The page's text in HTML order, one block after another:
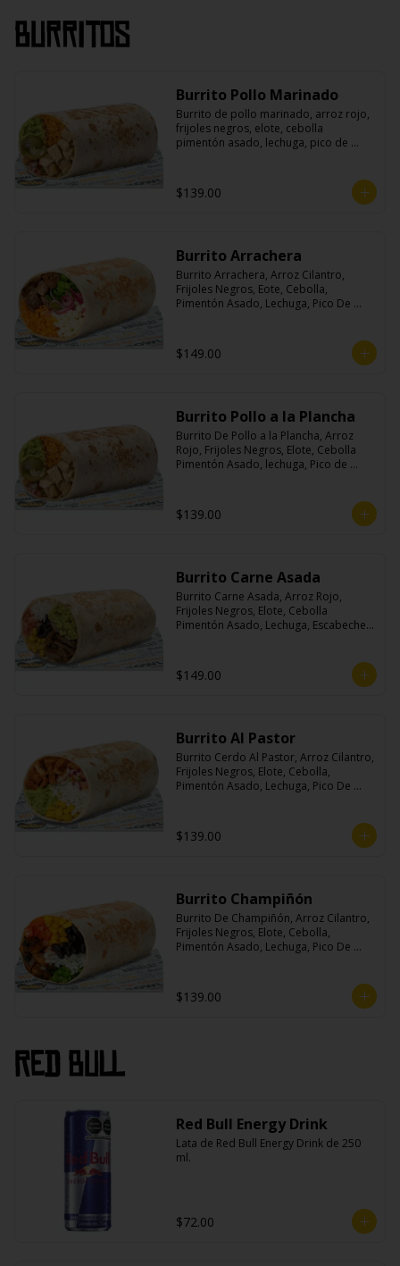
Burritos
Burrito Pollo Marinado
Burrito de pollo marinado, arroz rojo,
frijoles negros, elote, cebolla
pimentón asado, lechuga, pico de
$139.00
Burrito Arrachera
Burrito Arrachera, Arroz Cilantro,
Frijoles Negros, Eote, Cebolla,
Pimentón Asado, Lechuga, Pico De
$149.00
Burrito Pollo a la Plancha
Burrito De Pollo a la Plancha, Arroz
Rojo, Frijoles Negros, Elote, Cebolla
Pimentón Asado, lechuga, Pico de
$139.00
Burrito Carne Asada
Burrito Carne Asada, Arroz Rojo,
Frijoles Negros, Elote, Cebolla
Pimentón Asado, Lechuga, Escabeche
$149.00
Burrito Al Pastor
Burrito Cerdo Al Pastor, Arroz Cilantro,
Frijoles Negros, Elote, Cebolla,
Pimentón Asado, Lechuga, Pico De
$139.00
Burrito Champiñón
Burrito De Champiñón, Arroz Cilantro,
Frijoles Negros, Elote, Cebolla,
Pimentón Asado, Lechuga, Pico De
$139.00
Red Bull
Red Bull Energy Drink
Lata de Red Bull Energy Drink de 250
ml.
$72.00